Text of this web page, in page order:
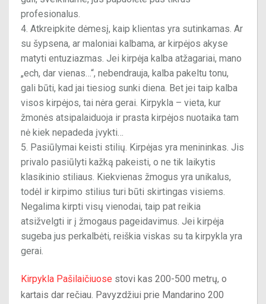
profesionalus.
Atkreipkite dėmesį, kaip klientas yra sutinkamas. Ar
su šypsena, ar maloniai kalbama, ar kirpėjos akyse
matyti entuziazmas. Jei kirpėja kalba atžagariai, mano
„ech, dar vienas…“, nebendrauja, kalba pakeltu tonu,
gali būti, kad jai tiesiog sunki diena. Bet jei taip kalba
visos kirpėjos, tai nėra gerai. Kirpykla – vieta, kur
žmonės atsipalaiduoja ir prasta kirpėjos nuotaika tam
nė kiek nepadeda įvykti…
Pasiūlymai keisti stilių. Kirpėjas yra menininkas. Jis
privalo pasiūlyti kažką pakeisti, o ne tik laikytis
klasikinio stiliaus. Kiekvienas žmogus yra unikalus,
todėl ir kirpimo stilius turi būti skirtingas visiems.
Negalima kirpti visų vienodai, taip pat reikia
atsižvelgti ir į žmogaus pageidavimus. Jei kirpėja
sugeba jus perkalbėti, reiškia viskas su ta kirpykla yra
gerai.
Kirpykla Pašilaičiuose stovi kas 200-500 metrų, o
kartais dar rečiau. Pavyzdžiui prie Mandarino 200